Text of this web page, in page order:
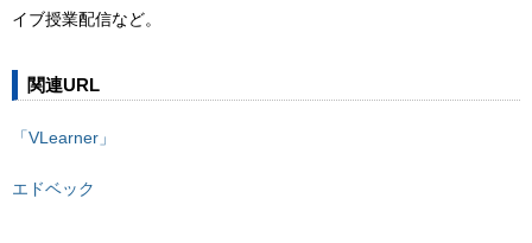
イブ授業配信など。
関連URL
「VLearner」
エドベック